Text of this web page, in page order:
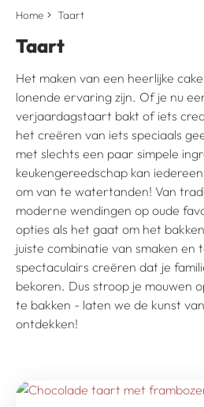
Home Taart
Taart
Het maken van een heerlijke
lonende ervaring zijn. Of je nu
verjaardagstaart bakt of iets
het creëren van iets speciaals
met slechts een paar simpele
keukengereedschap kan
om van te watertanden! Van
moderne wendingen op oude
opties als het gaat om het
juiste combinatie van smaken en
spectaculairs creëren dat je
bekoren. Dus stroop je mouwen
te bakken - laten we de kunst
ontdekken!